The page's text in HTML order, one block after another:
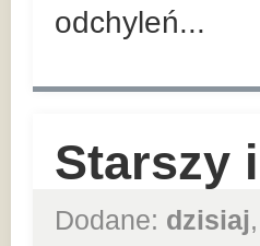
odchyleń...
Starszy
Dodane: dzisiaj